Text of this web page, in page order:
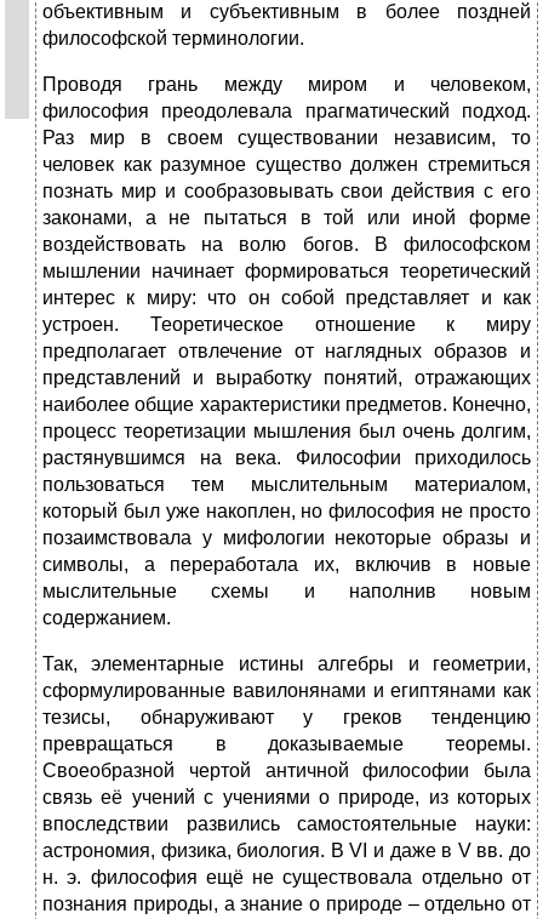
объективным и субъективным в более поздней
философской терминологии.
Проводя грань между миром и человеком,
философия преодолевала прагматический подход.
Раз мир в своем существовании независим, то
человек как разумное существо должен стремиться
познать мир и сообразовывать свои действия с его
законами, а не пытаться в той или иной форме
воздействовать на волю богов. В философском
мышлении начинает формироваться теоретический
интерес к миру: что он собой представляет и как
устроен. Теоретическое отношение к миру
предполагает отвлечение от наглядных образов и
представлений и выработку понятий, отражающих
наиболее общие характеристики предметов. Конечно,
процесс теоретизации мышления был очень долгим,
растянувшимся на века. Философии приходилось
пользоваться тем мыслительным материалом,
который был уже накоплен, но философия не просто
позаимствовала у мифологии некоторые образы и
символы, а переработала их, включив в новые
мыслительные схемы и наполнив новым
содержанием.
Так, элементарные истины алгебры и геометрии,
сформулированные вавилонянами и египтянами как
тезисы, обнаруживают у греков тенденцию
превращаться в доказываемые теоремы.
Своеобразной чертой античной философии была
связь её учений с учениями о природе, из которых
впоследствии развились самостоятельные науки:
астрономия, физика, биология. В VI и даже в V вв. до
н. э. философия ещё не существовала отдельно от
познания природы, а знание о природе – отдельно от